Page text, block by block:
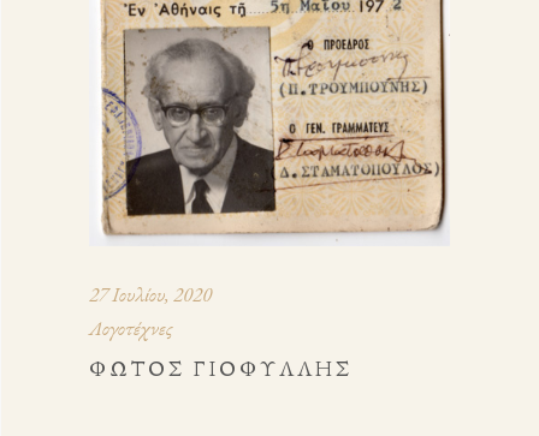
27 Ιουλίου, 2020
Λογοτέχνες
ΦΏΤΟΣ ΓΙΟΦΎΛΛΗΣ